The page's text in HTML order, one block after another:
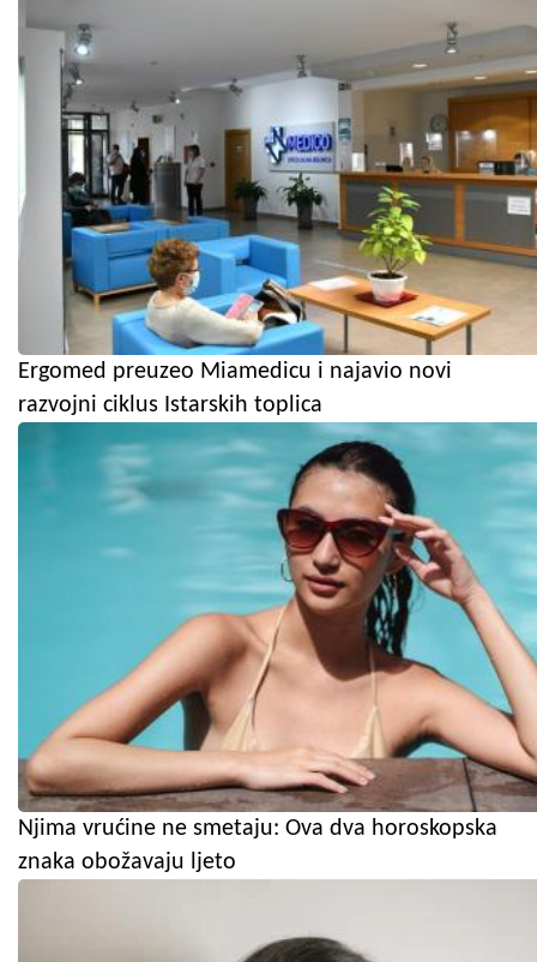
Ergomed preuzeo Miamedicu i najavio novi
razvojni ciklus Istarskih toplica
Njima vrućine ne smetaju: Ova dva horoskopska
znaka obožavaju ljeto